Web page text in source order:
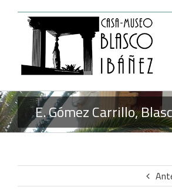
contenido
E. Gómez Carrillo,